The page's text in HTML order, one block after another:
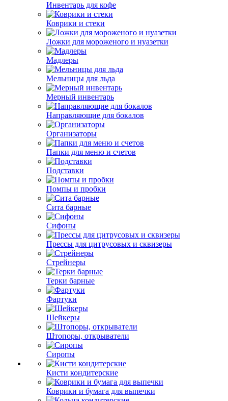
Инвентарь для кофе
Коврики и стеки
Ложки для мороженого и нуазетки
Мадлеры
Мельницы для льда
Мерный инвентарь
Направляющие для бокалов
Организаторы
Папки для меню и счетов
Подставки
Помпы и пробки
Сита барные
Сифоны
Прессы для цитрусовых и сквизеры
Стрейнеры
Терки барные
Фартуки
Шейкеры
Штопоры, открыватели
Сиропы
Кисти кондитерские
Коврики и бумага для выпечки